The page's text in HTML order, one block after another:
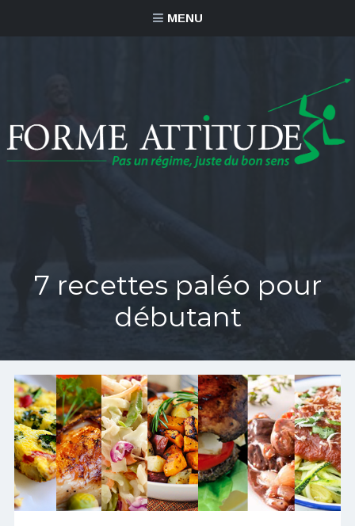
MENU
7 recettes paléo pour
débutant